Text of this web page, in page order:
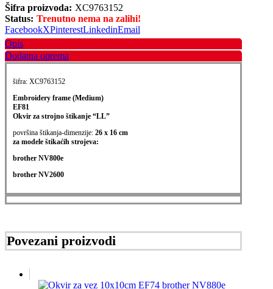
Šifra proizvoda: XC9763152
Status: Trenutno nema na zalihi!
FacebookXPinterestLinkedinEmail
Opis
Dodatna oprema
šifra: XC9763152
Embroidery frame (Medium)
EF81
Okvir za strojno štikanje “LL”
površina štikanja-dimenzije: 26 x 16 cm
za modele štikaćih strojeva:
brother NV800e
brother NV2600
Povezani proizvodi